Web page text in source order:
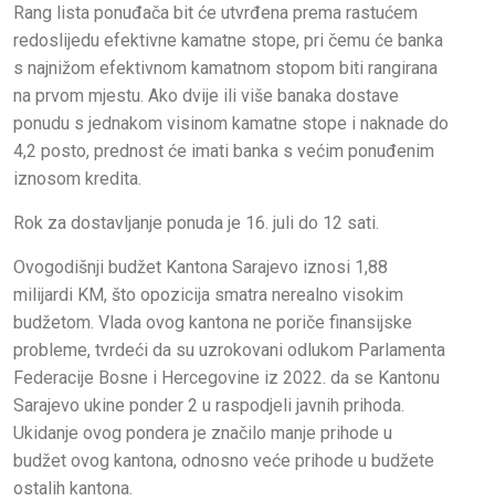
Rang lista ponuđača bit će utvrđena prema rastućem
redoslijedu efektivne kamatne stope, pri čemu će banka
s najnižom efektivnom kamatnom stopom biti rangirana
na prvom mjestu. Ako dvije ili više banaka dostave
ponudu s jednakom visinom kamatne stope i naknade do
4,2 posto, prednost će imati banka s većim ponuđenim
iznosom kredita.
Rok za dostavljanje ponuda je 16. juli do 12 sati.
Ovogodišnji budžet Kantona Sarajevo iznosi 1,88
milijardi KM, što opozicija smatra nerealno visokim
budžetom. Vlada ovog kantona ne poriče finansijske
probleme, tvrdeći da su uzrokovani odlukom Parlamenta
Federacije Bosne i Hercegovine iz 2022. da se Kantonu
Sarajevo ukine ponder 2 u raspodjeli javnih prihoda.
Ukidanje ovog pondera je značilo manje prihode u
budžet ovog kantona, odnosno veće prihode u budžete
ostalih kantona.